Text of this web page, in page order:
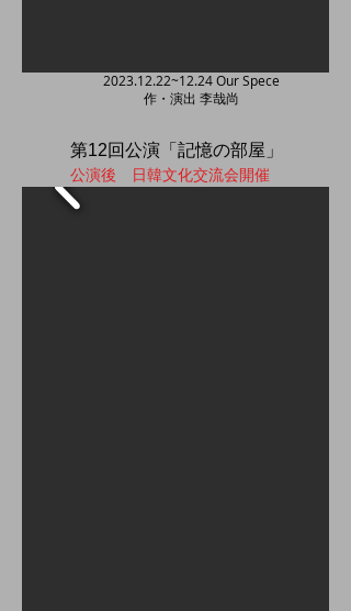
2023.12.22~12.24 Our Spece
​作・演出 李哉尚
​第12回公演「記憶の部屋」
公演後 日韓文化交流会開催